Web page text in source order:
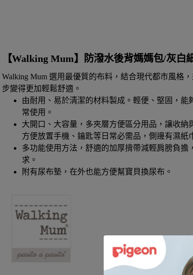
【Walking Mum】防潑水後背媽媽包/灰白
Walking Mum 選用最優質的布料，結合現代都市風格
步變得更加輕鬆舒適。
由耐用、易於清潔的材料製成。輕便、堅固，
常使用。
大開口、大容量，多夾層方便區分用品，讓收納
方便放置手機、鑰匙等日常必需品，側邊有濕紙
多功能使用方法，舒適的加厚揹帶減輕肩膀負
求。
附有尿布墊，在外也能方便幫寶貝換尿布。